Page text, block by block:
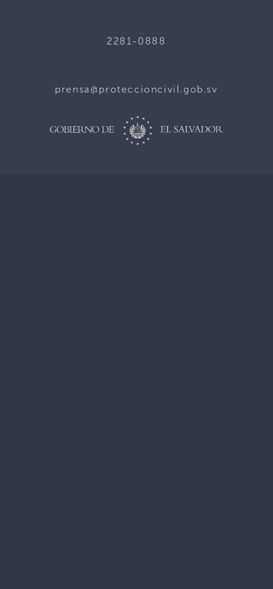
2281-0888
prensa@proteccioncivil.gob.sv